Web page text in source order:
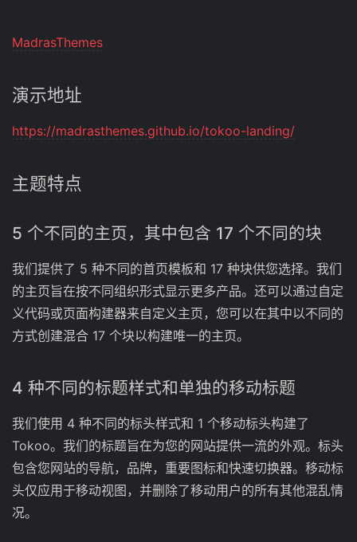
MadrasThemes
演示地址
https://madrasthemes.github.io/tokoo-landing/
主题特点
5 个不同的主页，其中包含 17 个不同的块
我们提供了 5 种不同的首页模板和 17 种块供您选择。我们
的主页旨在按不同组织形式显示更多产品。还可以通过自定
义代码或页面构建器来自定义主页，您可以在其中以不同的
方式创建混合 17 个块以构建唯一的主页。
4 种不同的标题样式和单独的移动标题
我们使用 4 种不同的标头样式和 1 个移动标头构建了
Tokoo。我们的标题旨在为您的网站提供一流的外观。标头
包含您网站的导航，品牌，重要图标和快速切换器。移动标
头仅应用于移动视图，并删除了移动用户的所有其他混乱情
况。